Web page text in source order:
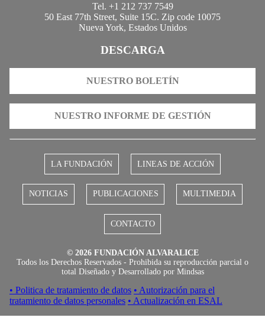
Tel. +1 212 737 7549
50 East 77th Street, Suite 15C. Zip code 10075
Nueva York, Estados Unidos
DESCARGA
NUESTRO BOLETÍN
NUESTRO INFORME DE GESTIÓN
LA FUNDACIÓN LINEAS DE ACCIÓN
NOTICIAS PUBLICACIONES MULTIMEDIA
CONTACTO
© 2026 FUNDACIÓN ALVARALICE
Todos los Derechos Reservados - Prohibida su reproducción parcial o
total Diseñado y Desarrollado por Mindsas
• Politica de tratamiento de datos • Autorización para el
tratamiento de datos personales • Actualización en ESAL